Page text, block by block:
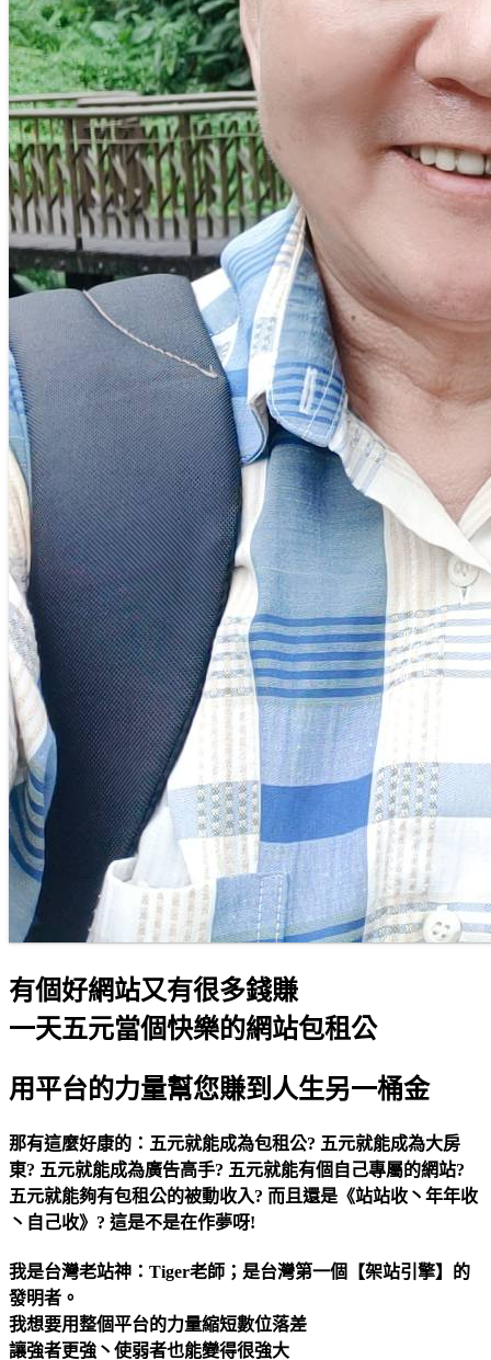
有個好網站又有很多錢賺
一天五元當個快樂的網站包租公
用平台的力量幫您賺到人生另一桶金
那有這麼好康的：五元就能成為包租公? 五元就能成為大房
東? 五元就能成為廣告高手? 五元就能有個自己專屬的網站?
五元就能夠有包租公的被動收入? 而且還是《站站收丶年年收
丶自己收》? 這是不是在作夢呀!
我是台灣老站神：Tiger老師；是台灣第一個【架站引擎】的
發明者。
我想要用整個平台的力量縮短數位落差
讓強者更強丶使弱者也能變得很強大